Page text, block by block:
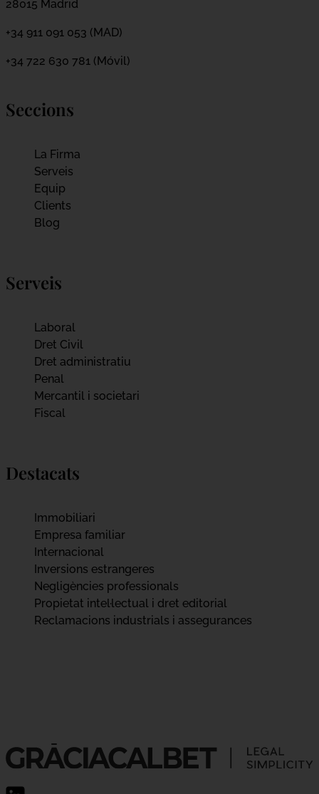
28015 Madrid
+34 911 091 053 (MAD)
+34 722 630 781 (Móvil)
Seccions
La Firma
Serveis
Equip
Clients
Blog
Serveis
Laboral
Dret Civil
Dret administratiu
Penal
Mercantil i societari
Fiscal
Destacats
Immobiliari
Empresa familiar
Internacional
Inversions estrangeres
Negligències professionals
Propietat intel·lectual i dret editorial
Reclamacions industrials i assegurances